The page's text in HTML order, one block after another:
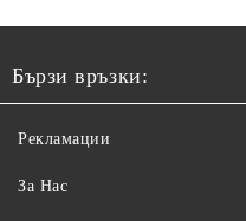
Бързи връзки:
Рекламации
За Нас